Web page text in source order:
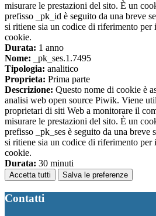
misurare le prestazioni del sito. È un
prefisso _pk_id è seguito da una breve
si ritiene sia un codice di riferimento
cookie.
Durata: 1 anno
Nome: _pk_ses.1.7495
Tipologia: analitico
Proprieta: Prima parte
Descrizione: Questo nome di cookie è
analisi web open source Piwik. Viene
proprietari di siti Web a monitorare il
misurare le prestazioni del sito. È un
prefisso _pk_ses è seguito da una breve
si ritiene sia un codice di riferimento
cookie.
Durata: 30 minuti
Accetta tutti Salva le preferenze
Contatti